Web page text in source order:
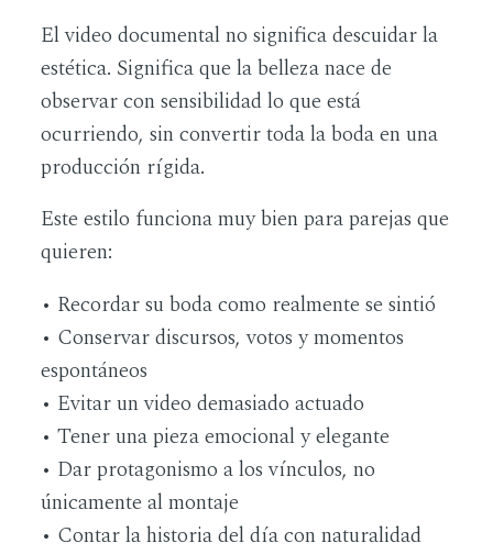
El video documental no significa descuidar la
estética. Significa que la belleza nace de
observar con sensibilidad lo que está
ocurriendo, sin convertir toda la boda en una
producción rígida.
Este estilo funciona muy bien para parejas que
quieren:
• Recordar su boda como realmente se sintió
• Conservar discursos, votos y momentos
espontáneos
• Evitar un video demasiado actuado
• Tener una pieza emocional y elegante
• Dar protagonismo a los vínculos, no
únicamente al montaje
• Contar la historia del día con naturalidad